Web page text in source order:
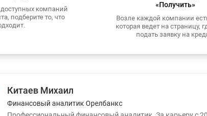
компаний
подберите то, что
«Получить»
Возле каждой компании
которая ведет на страницу,
подать заявку на
Китаев Михаил
Финансовый аналитик Орелбанкс